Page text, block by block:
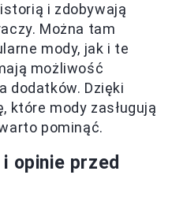
i zdobywają
Można tam
mody, jak i te
możliwość
dodatków. Dzięki
które mody zasługują
pominąć.
opinie przed